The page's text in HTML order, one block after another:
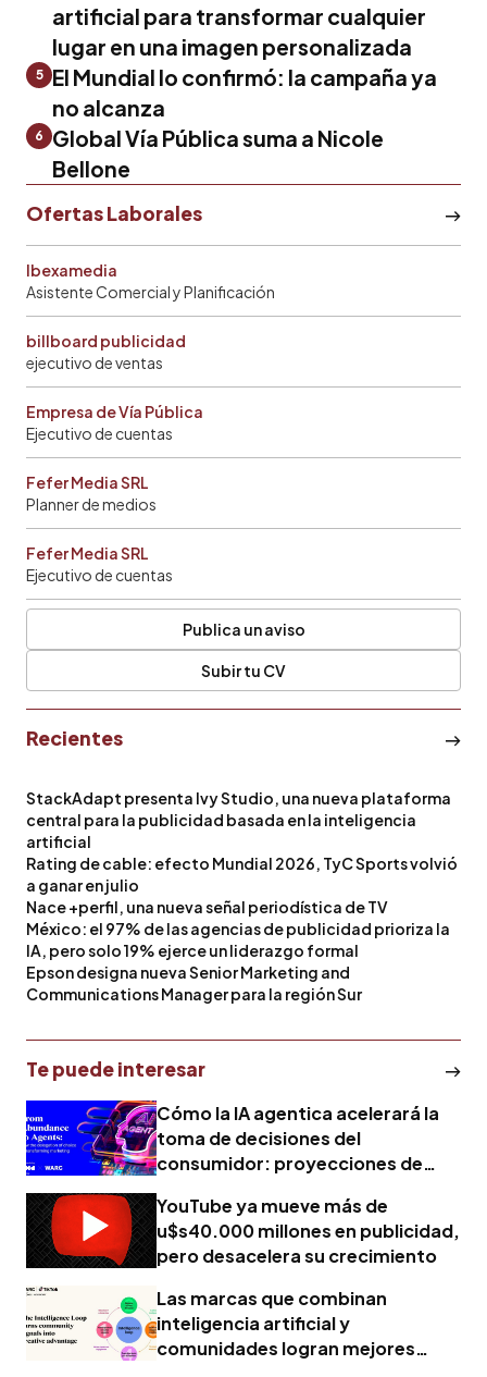
artificial para transformar cualquier
lugar en una imagen personalizada
5
El Mundial lo confirmó: la campaña ya
no alcanza
6
Global Vía Pública suma a Nicole
Bellone
Ofertas Laborales
Ibexamedia
Asistente Comercial y Planificación
billboard publicidad
ejecutivo de ventas
Empresa de Vía Pública
Ejecutivo de cuentas
Fefer Media SRL
Planner de medios
Fefer Media SRL
Ejecutivo de cuentas
Publica un aviso
Subir tu CV
Recientes
StackAdapt presenta Ivy Studio, una nueva plataforma
central para la publicidad basada en la inteligencia
artificial
Rating de cable: efecto Mundial 2026, TyC Sports volvió
a ganar en julio
Nace +perfil, una nueva señal periodística de TV
México: el 97% de las agencias de publicidad prioriza la
IA, pero solo 19% ejerce un liderazgo formal
Epson designa nueva Senior Marketing and
Communications Manager para la región Sur
Te puede interesar
Cómo la IA agentica acelerará la
toma de decisiones del
consumidor: proyecciones de
YouTube ya mueve más de
u$s40.000 millones en publicidad,
pero desacelera su crecimiento
Las marcas que combinan
inteligencia artificial y
comunidades logran mejores